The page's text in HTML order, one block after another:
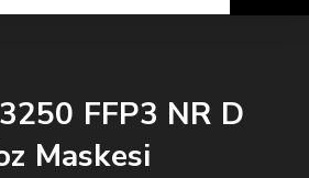
FFP3 NR D
Maskesi